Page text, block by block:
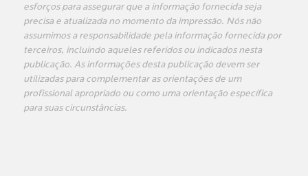
esforços para assegurar que a informação fornecida seja
precisa e atualizada no momento da impressão. Nós não
assumimos a responsabilidade pela informação fornecida por
terceiros, incluindo aqueles referidos ou indicados nesta
publicação. As informações desta publicação devem ser
utilizadas para complementar as orientações de um
profissional apropriado ou como uma orientação específica
para suas circunstâncias.